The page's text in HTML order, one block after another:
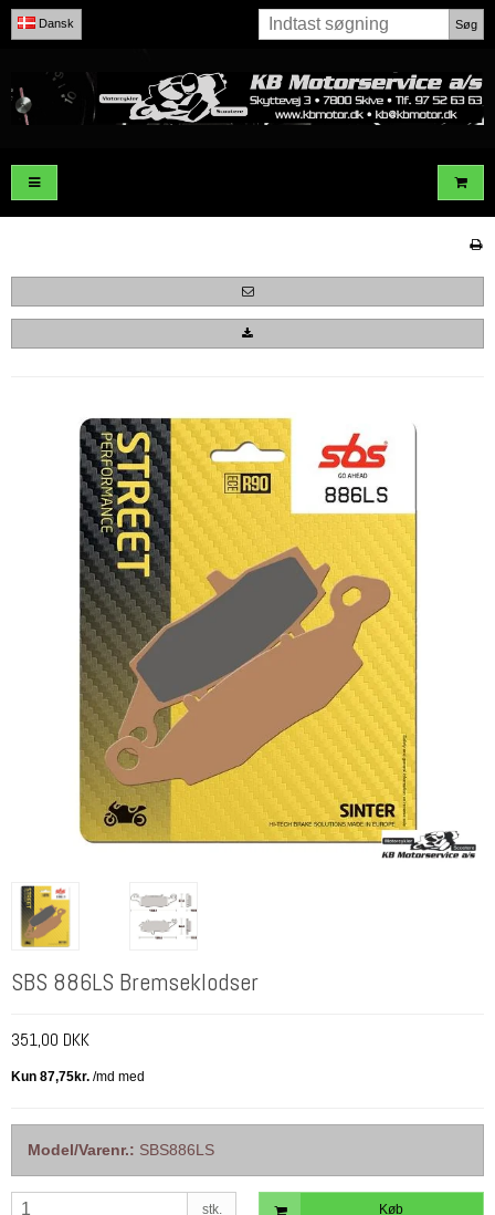
Dansk Søg
SBS 886LS Bremseklodser
351,00 DKK
Model/Varenr.: SBS886LS
stk. Køb